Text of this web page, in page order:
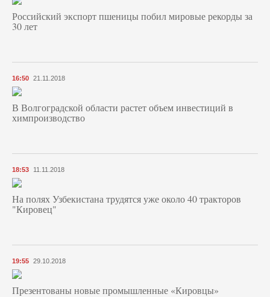
Российский экспорт пшеницы побил мировые рекорды за
30 лет
16:50 21.11.2018
В Волгоградской области растет объем инвестиций в
химпроизводство
18:53 11.11.2018
На полях Узбекистана трудятся уже около 40 тракторов
"Кировец"
19:55 29.10.2018
Презентованы новые промышленные «Кировцы»